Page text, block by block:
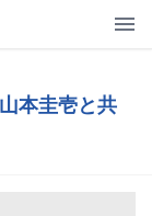
本圭壱と共